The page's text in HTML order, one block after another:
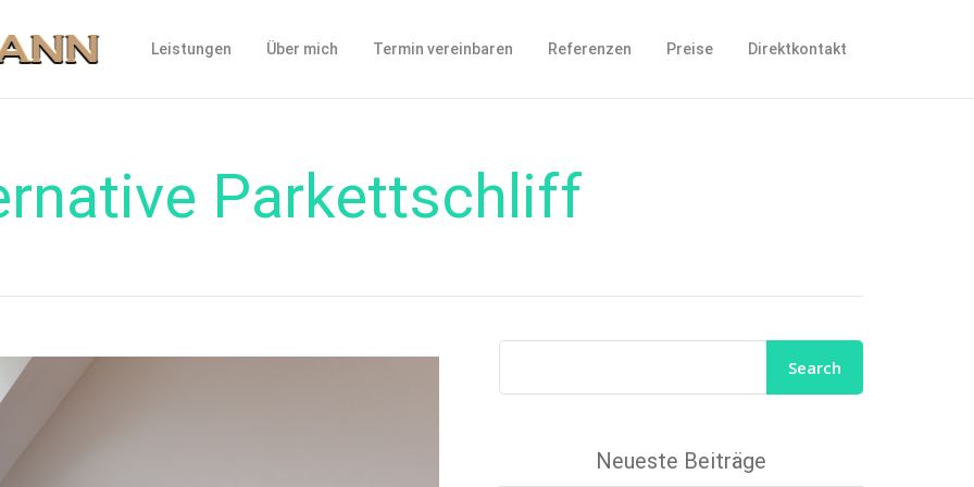
Leistungen Über mich Termin vereinbaren Referenzen Preise Direktkontakt
Parkettschliff
Neueste Beiträge